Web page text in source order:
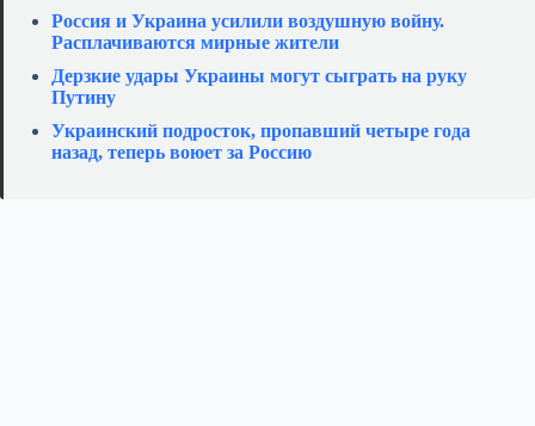
Россия и Украина усилили воздушную войну.
Расплачиваются мирные жители
Дерзкие удары Украины могут сыграть на руку
Путину
Украинский подросток, пропавший четыре года
назад, теперь воюет за Россию